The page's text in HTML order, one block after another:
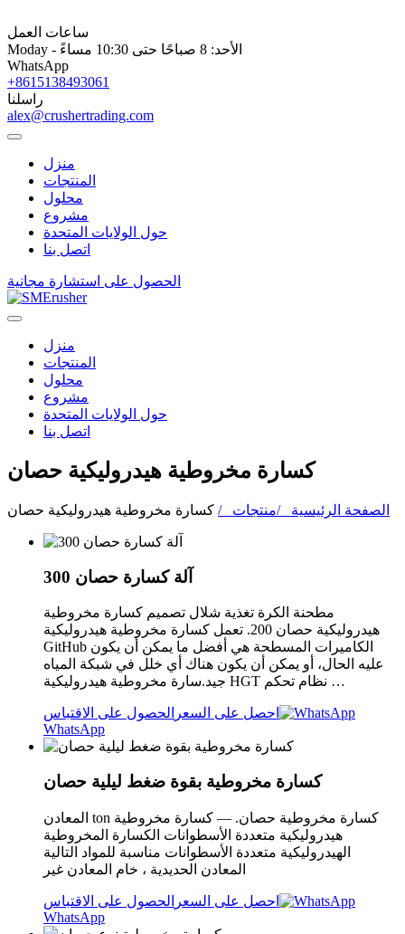
ساعات العمل
Moday - الأحد: 8 صباحًا حتى 10:30 مساءً
WhatsApp
+8615138493061
راسلنا
alex@crushertrading.com
منزل
المنتجات
محلول
مشروع
حول الولايات المتحدة
اتصل بنا
الحصول على استشارة مجانية
منزل
المنتجات
محلول
مشروع
حول الولايات المتحدة
اتصل بنا
كسارة مخروطية هيدروليكية حصان
الصفحة الرئيسية /منتجات / كسارة مخروطية هيدروليكية حصان
آلة كسارة حصان 300
مطحنة الكرة تغذية شلال تصميم كسارة مخروطية
هيدروليكية حصان 200. تعمل كسارة مخروطية هيدروليكية
GitHub الكاميرات المسطحة هي أفضل ما يمكن أن يكون
عليه الحال، أو يمكن أن يكون هناك أي خلل في شبكة المياه
جيد.سارة مخروطية هيدروليكية HGT نظام تحكم …
احصل على السعر الحصول على الاقتباس
WhatsApp
كسارة مخروطية بقوة ضغط ليلية حصان
المعادن ton كسارة مخروطية حصان. — كسارة مخروطية
هيدروليكية متعددة الأسطوانات الكسارة المخروطية
الهيدروليكية متعددة الأسطوانات مناسبة للمواد التالية
المعادن الحديدية ، خام المعادن غير
احصل على السعر الحصول على الاقتباس
WhatsApp